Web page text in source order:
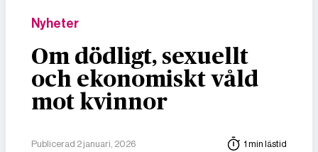
Nyheter
Om dödligt, sexuellt
och ekonomiskt våld
mot kvinnor
Publicerad 2 januari, 2026 1 min lästid